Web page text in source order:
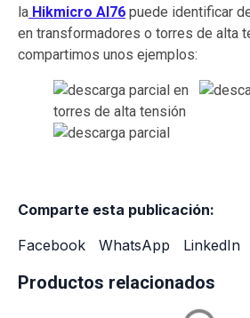
la Hikmicro AI76 puede identificar
en transformadores o torres de alta
compartimos unos ejemplos:
Comparte esta publicación:
Facebook
WhatsApp LinkedIn
Productos relacionados